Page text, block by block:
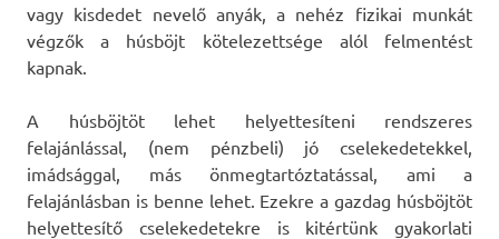
vagy kisdedet nevelő anyák, a nehéz fizikai munkát
végzők a húsböjt kötelezettsége alól felmentést
kapnak.
A húsböjtöt lehet helyettesíteni rendszeres
felajánlással, (nem pénzbeli) jó cselekedetekkel,
imádsággal, más önmegtartóztatással, ami a
felajánlásban is benne lehet. Ezekre a gazdag húsböjtöt
helyettesítő cselekedetekre is kitértünk gyakorlati